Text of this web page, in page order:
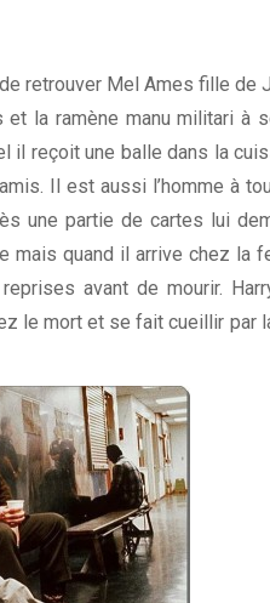
retrouver Mel Ames fille de
la ramène manu militari à
il reçoit une balle dans la
Il est aussi l’homme à
une partie de cartes lui
mais quand il arrive chez la
avant de mourir.
le mort et se fait cueillir par